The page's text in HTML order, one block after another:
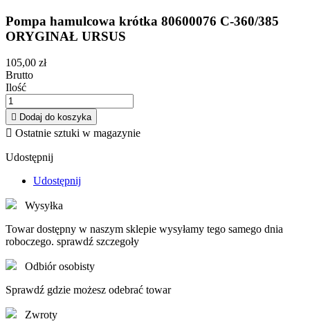
Pompa hamulcowa krótka 80600076 C-360/385
ORYGINAŁ URSUS
105,00 zł
Brutto
Ilość
 Dodaj do koszyka
 Ostatnie sztuki w magazynie
Udostępnij
Udostępnij
Wysyłka
Towar dostępny w naszym sklepie wysyłamy tego samego dnia
roboczego. sprawdź szczegoły
Odbiór osobisty
Sprawdź gdzie możesz odebrać towar
Zwroty